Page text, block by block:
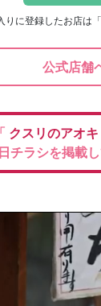
りに登録したお店は 「
公式店舗
「 クスリのアオキ
チラシを掲載